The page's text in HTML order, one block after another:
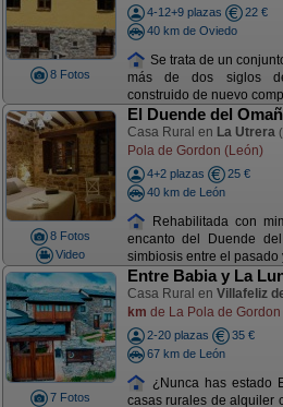
8 Fotos
4-12+9 plazas
22 €
40 km de Oviedo
Se trata de un
más de dos siglos
construido de nuevo
8 Fotos
Video
El Duende del
Casa Rural en La Utrera
Pola de Gordon (León)
4+2 plazas
25 €
40 km de León
Rehabilitada con
encanto del Duende
simbiosis entre el pasado
7 Fotos
Entre Babia y La
Casa Rural en Villafeliz
km de La Pola de
2-20 plazas
35 €
67 km de León
¿Nunca has estado
casas rurales de alquiler